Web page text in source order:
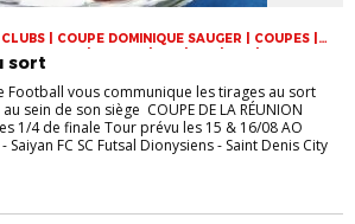
| COUPE DOMINIQUE SAUGER | COUPES |
LIGUE | JEUNES | U14 | U15 | U17 | VIE DES
sort
Football vous communique les tirages au sort
sein de son siège COUPE DE LA RÉUNION
1/4 de finale Tour prévu les 15 & 16/08 AO
Saiyan FC SC Futsal Dionysiens - Saint Denis City